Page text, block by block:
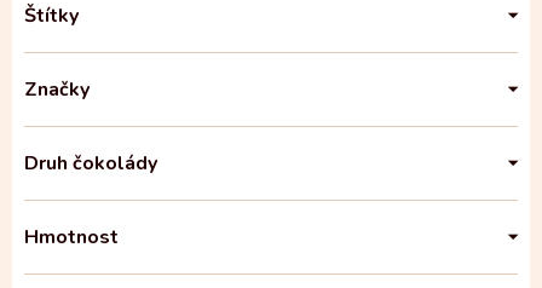
Štítky
Značky
Druh čokolády
Hmotnost